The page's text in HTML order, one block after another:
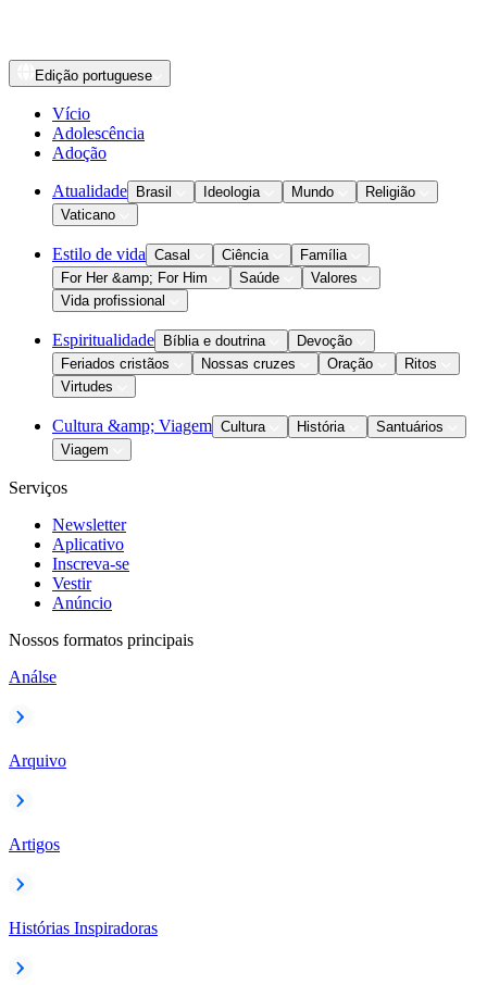
Edição portuguese
Vício
Adolescência
Adoção
Atualidade Brasil Ideologia Mundo
Religião
Vaticano
Estilo de vida Casal Ciência
Família
For Her &amp; For Him
Saúde
Valores
Vida profissional
Espiritualidade Bíblia e doutrina
Devoção
Feriados cristãos
Nossas cruzes Oração
Ritos
Virtudes
Cultura &amp; Viagem Cultura História
Santuários
Viagem
Serviços
Newsletter
Aplicativo
Inscreva-se
Vestir
Anúncio
Nossos formatos principais
Análse
Arquivo
Artigos
Histórias Inspiradoras